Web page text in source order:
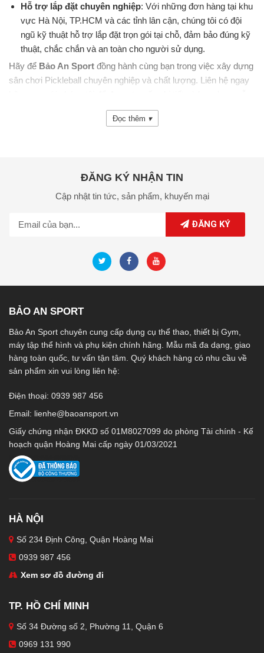
Hỗ trợ lắp đặt chuyên nghiệp: Với những đơn hàng tại khu
vực Hà Nội, TP.HCM và các tỉnh lân cận, chúng tôi có đội
ngũ kỹ thuật hỗ trợ lắp đặt trọn gói tại chỗ, đảm bảo đúng kỹ
thuật, chắc chắn và an toàn cho người sử dụng.
Hãy để Bảo An Sport đồng hành cùng bạn trong việc xây dựng
sân chơi Pickleball chuyên nghiệp và chất lượng. Liên hệ ngay
phù hợp nhất với nhu cầu của bạn!
Đọc thêm ▾
ĐĂNG KÝ NHẬN TIN
Cập nhật tin tức, sản phẩm, khuyến mại
ĐĂNG KÝ
BẢO AN SPORT
Bảo An Sport chuyên cung cấp dụng cụ thể thao, thiết bị Gym,
máy tập thể hình và phụ kiện chính hãng. Mẫu mã đa dạng, giao
hàng toàn quốc, tư vấn tận tâm. Quý khách hàng có nhu cầu về
sản phẩm xin vui lòng liên hệ:
Điện thoại: 0939 987 456
Email: lienhe@baoansport.vn
Giấy chứng nhận ĐKKD số 01M8027099 do phòng Tài chính - Kế
hoạch quận Hoàng Mai cấp ngày 01/03/2021
HÀ NỘI
Số 234 Định Công, Quận Hoàng Mai
0939 987 456
Xem sơ đồ đường đi
TP. HỒ CHÍ MINH
Số 34 Đường số 2, Phường 11, Quận 6
0969 131 990